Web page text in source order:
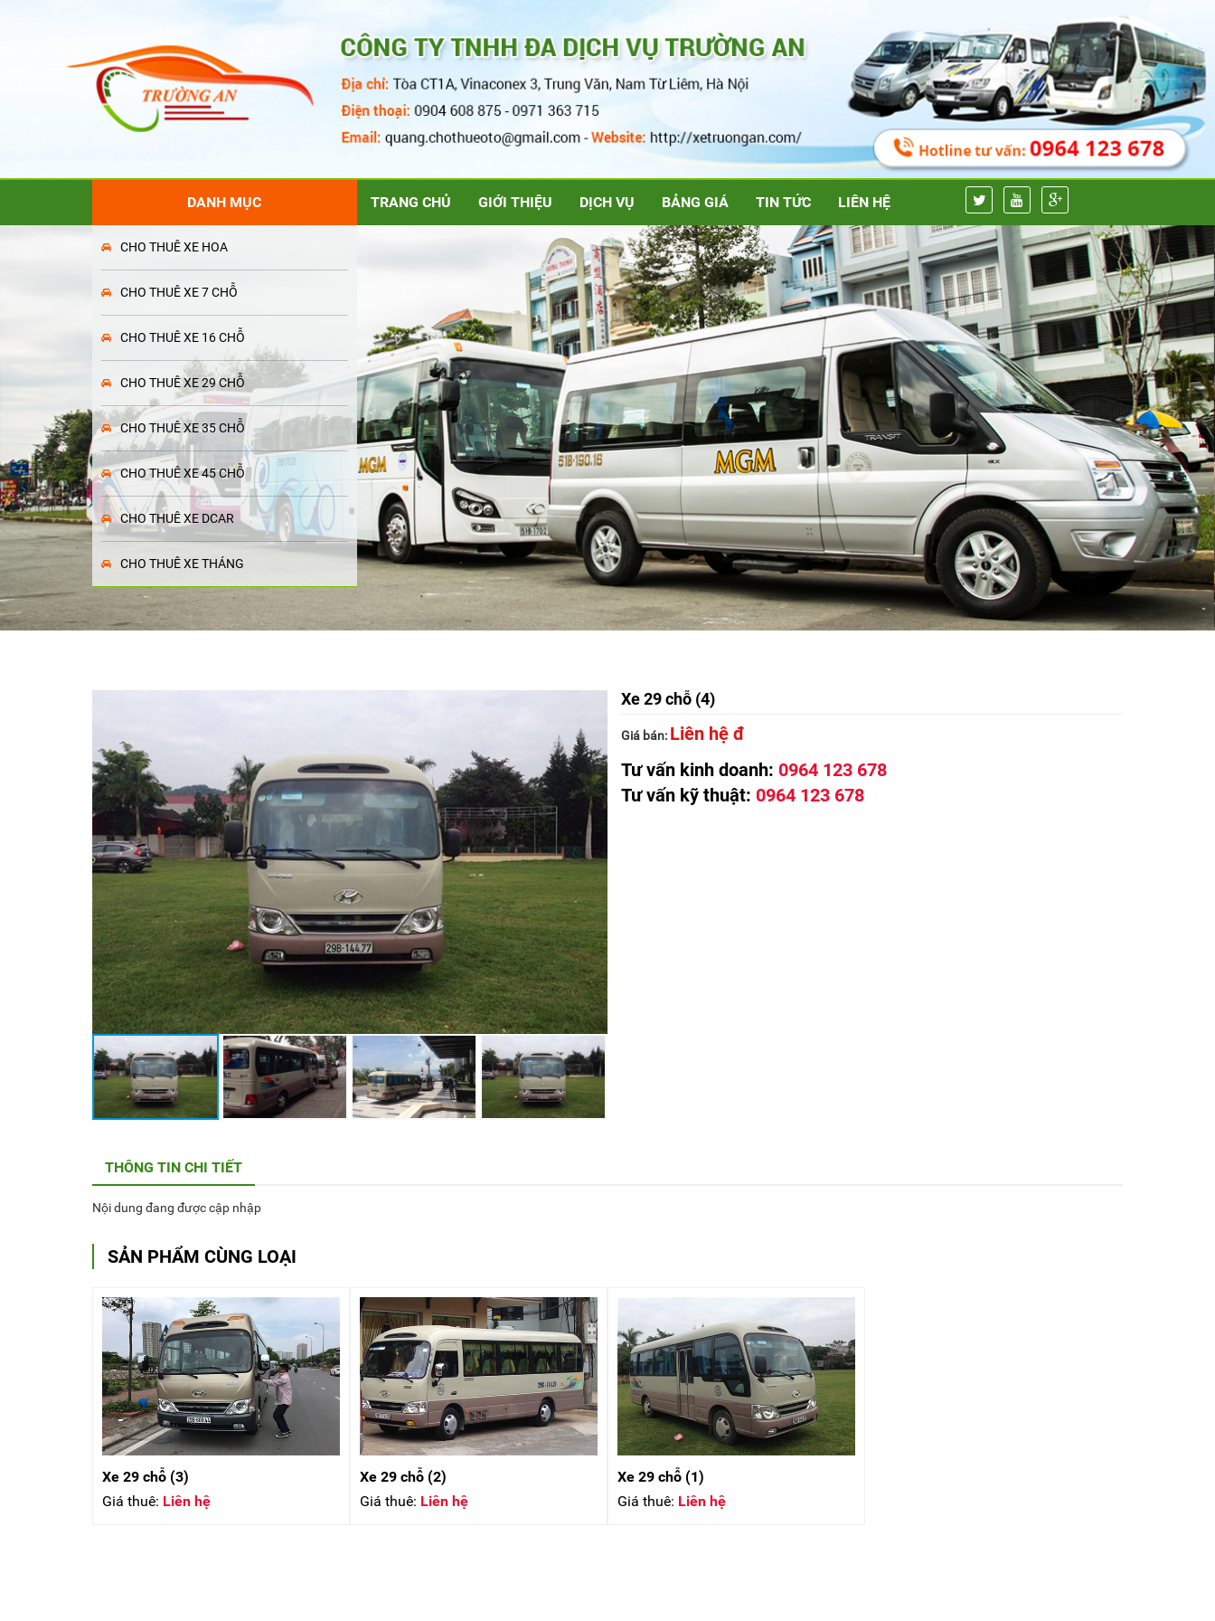
DANH MỤC
CHO THUÊ XE HOA
CHO THUÊ XE 7 CHỖ
CHO THUÊ XE 16 CHỖ
CHO THUÊ XE 29 CHỖ
CHO THUÊ XE 35 CHỖ
CHO THUÊ XE 45 CHỖ
CHO THUÊ XE DCAR
CHO THUÊ XE THÁNG
TRANG CHỦ GIỚI THIỆU DỊCH VỤ BẢNG GIÁ TIN TỨC LIÊN HỆ
Xe 29 chỗ (4)
Giá bán: Liên hệ đ
Tư vấn kinh doanh: 0964 123 678
Tư vấn kỹ thuật: 0964 123 678
THÔNG TIN CHI TIẾT
Nội dung đang được cập nhập
SẢN PHẨM CÙNG LOẠI
Xe 29 chỗ (3)
Giá thuê: Liên hệ
Xe 29 chỗ (2)
Giá thuê: Liên hệ
Xe 29 chỗ (1)
Giá thuê: Liên hệ